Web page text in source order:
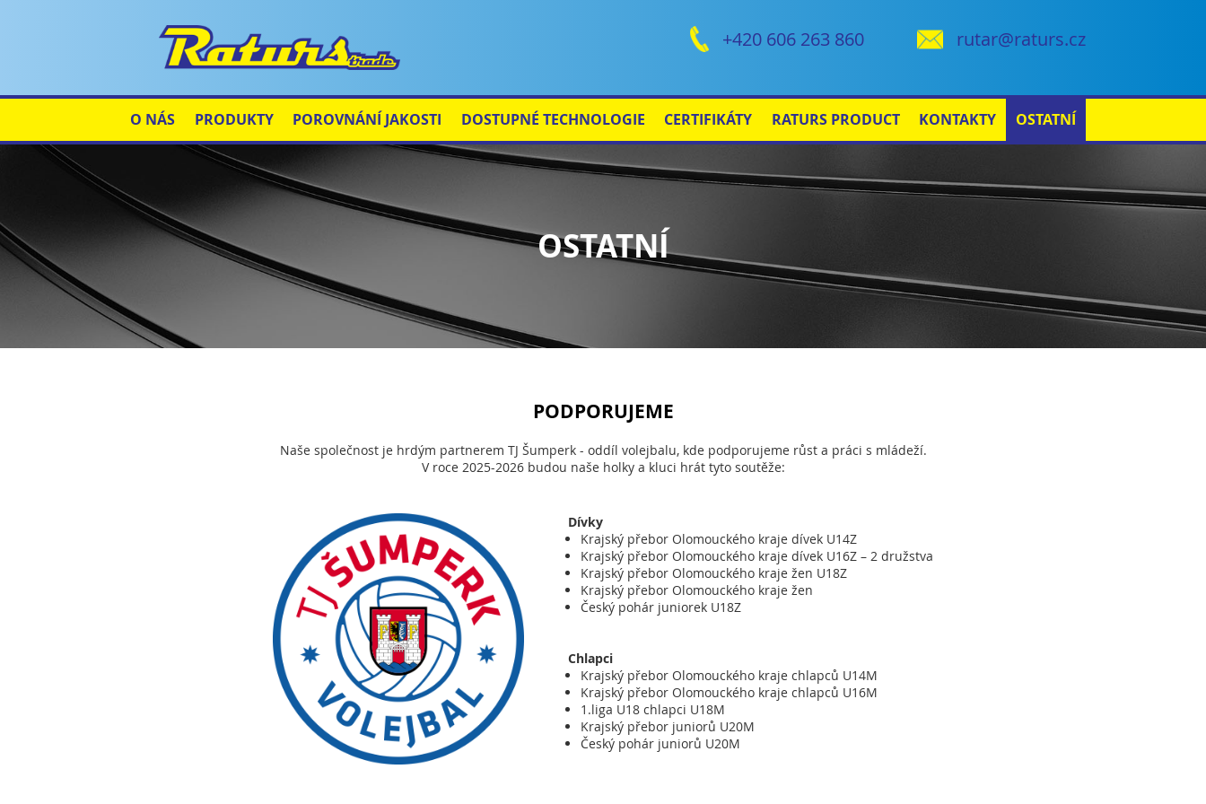
+420 606 263 860 rutar@raturs.cz
O NÁS PRODUKTY POROVNÁNÍ JAKOSTI DOSTUPNÉ TECHNOLOGIE CERTIFIKÁTY RATURS PRODUCT KONTAKTY OSTATNÍ
OSTATNÍ
PODPORUJEME
Naše společnost je hrdým partnerem TJ Šumperk - oddíl volejbalu, kde podporujeme růst a práci s mládeží.
V roce 2025-2026 budou naše holky a kluci hrát tyto soutěže:
Dívky
Krajský přebor Olomouckého kraje dívek U14Z
Krajský přebor Olomouckého kraje dívek U16Z – 2 družstva
Krajský přebor Olomouckého kraje žen U18Z
Krajský přebor Olomouckého kraje žen
Český pohár juniorek U18Z
Chlapci
Krajský přebor Olomouckého kraje chlapců U14M
Krajský přebor Olomouckého kraje chlapců U16M
1.liga U18 chlapci U18M
Krajský přebor juniorů U20M
Český pohár juniorů U20M